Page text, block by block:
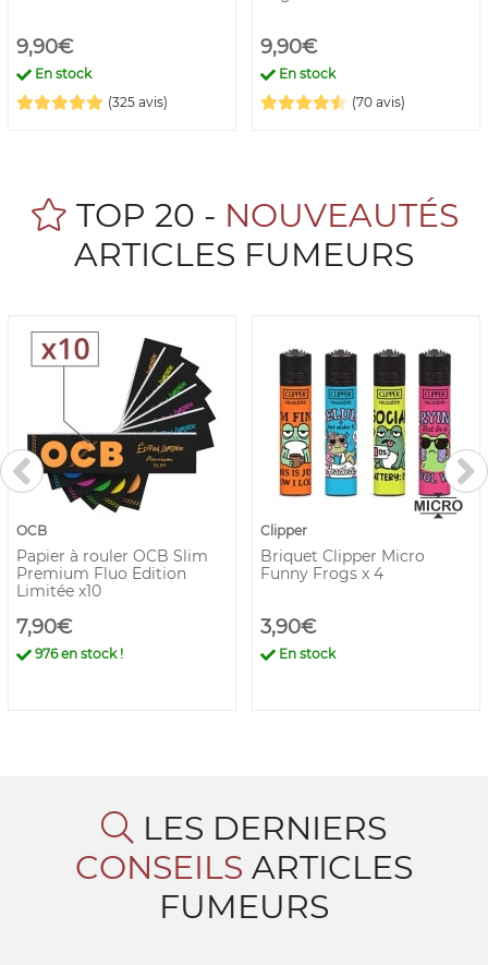
9,90€
En stock
(325 avis)
9,90€
En stock
(70 avis)
TOP 20 - NOUVEAUTÉS
ARTICLES FUMEURS
OCB
Papier à rouler OCB Slim
Premium Fluo Edition
Limitée x10
7,90€
976en stock !
Clipper
Briquet Clipper Micro
Funny Frogs x 4
3,90€
En stock
LES DERNIERS
CONSEILS ARTICLES
FUMEURS